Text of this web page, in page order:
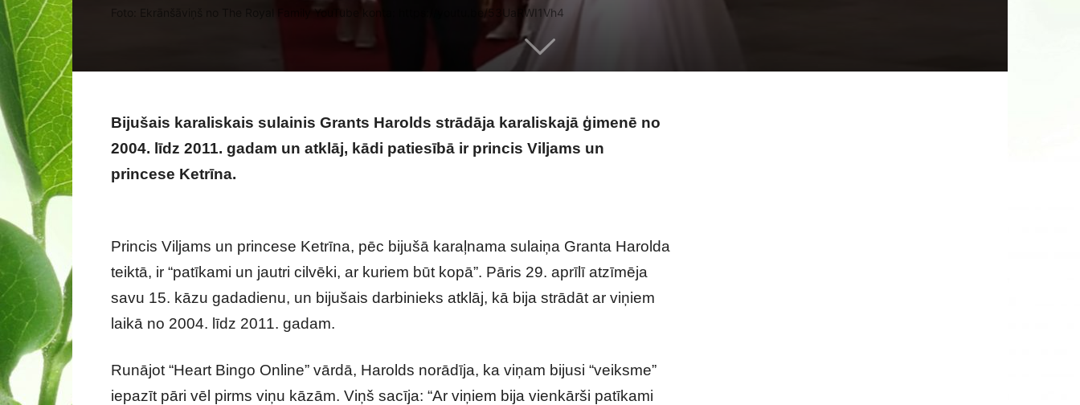
Foto: Ekrānšāviņš no The Royal Family YouTube konta: https://youtu.be/53UaRWI1Vh4
Bijušais karaliskais sulainis Grants Harolds strādāja karaliskajā ģimenē no
2004. līdz 2011. gadam un atklāj, kādi patiesībā ir princis Viljams un
princese Ketrīna.
Princis Viljams un princese Ketrīna, pēc bijušā karaļnama sulaiņa Granta Harolda
teiktā, ir “patīkami un jautri cilvēki, ar kuriem būt kopā”. Pāris 29. aprīlī atzīmēja
savu 15. kāzu gadadienu, un bijušais darbinieks atklāj, kā bija strādāt ar viņiem
laikā no 2004. līdz 2011. gadam.
Runājot “Heart Bingo Online” vārdā, Harolds norādīja, ka viņam bijusi “veiksme”
iepazīt pāri vēl pirms viņu kāzām. Viņš sacīja: “Ar viņiem bija vienkārši patīkami